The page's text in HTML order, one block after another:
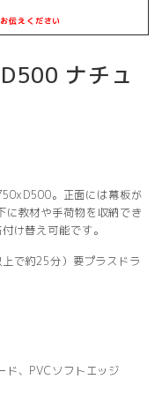
伝えください
ナチュ
。正面には幕板が
に教材や手荷物を収納でき
け替え可能です。
で約25分）要プラスドラ
ド、PVCソフトエッジ